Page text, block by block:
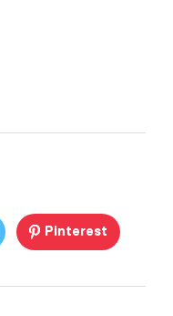
Pinterest